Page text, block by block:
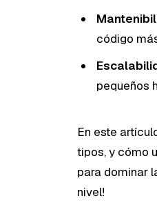
código
pequeños
En este
tipos, y cómo
para dominar
nivel!